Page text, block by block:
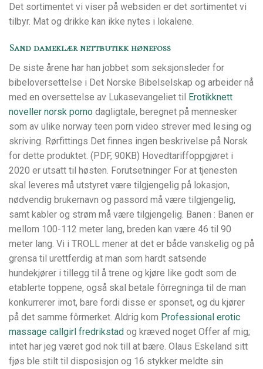
Det sortimentet vi viser på websiden er det sortimentet vi
tilbyr. Mat og drikke kan ikke nytes i lokalene.
Sand dameklær nettbutikk hønefoss
De siste årene har han jobbet som seksjonsleder for
bibeloversettelse i Det Norske Bibelselskap og arbeider nå
med en oversettelse av Lukasevangeliet til Erotikknett
noveller norsk porno dagligtale, beregnet på mennesker
som av ulike norway teen porn video strever med lesing og
skriving. Rørfittings Det finnes ingen beskrivelse på Norsk
for dette produktet. (PDF, 90KB) Hovedtariffoppgjøret i
2020 er utsatt til høsten. Forutsetninger For at tjenesten
skal leveres må utstyret være tilgjengelig på lokasjon,
nødvendig brukernavn og passord må være tilgjengelig,
samt kabler og strøm må være tilgjengelig. Banen : Banen er
mellom 100-112 meter lang, breden kan være 46 til 90
meter lang. Vi i TROLL mener at det er både vanskelig og på
grensa til urettferdig at man som hardt satsende
hundekjører i tillegg til å trene og kjøre like godt som de
etablerte toppene, også skal betale fôrregninga til de man
konkurrerer imot, bare fordi disse er sponset, og du kjører
på det samme fôrmerket. Aldrig kom Professional erotic
massage callgirl fredrikstad og kræved noget Offer af mig;
intet har jeg været god nok till at bære. Olaus Eskeland sitt
fjøs ble stilt til disposisjon og 16 stykker meldte sin